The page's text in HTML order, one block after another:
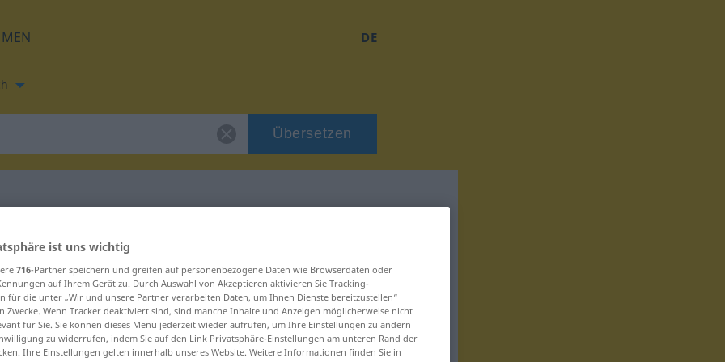
DE
Übersetzen
für "cvrlikat"
ist uns wichtig
716-Partner speichern und greifen auf personenbezogene Daten wie Browserdaten oder
auf Ihrem Gerät zu. Durch Auswahl von Akzeptieren aktivieren Sie Tracking-
für die unter „Wir und unsere Partner verarbeiten Daten, um Ihnen Dienste bereitzustellen“
Zwecke. Wenn Tracker deaktiviert sind, sind manche Inhalte und Anzeigen möglicherweise nicht
für Sie. Sie können dieses Menü jederzeit wieder aufrufen, um Ihre Einstellungen zu ändern
zu widerrufen, indem Sie auf den Link Privatsphäre-Einstellungen am unteren Rand der
Ihre Einstellungen gelten innerhalb unseres Website. Weitere Informationen finden Sie in